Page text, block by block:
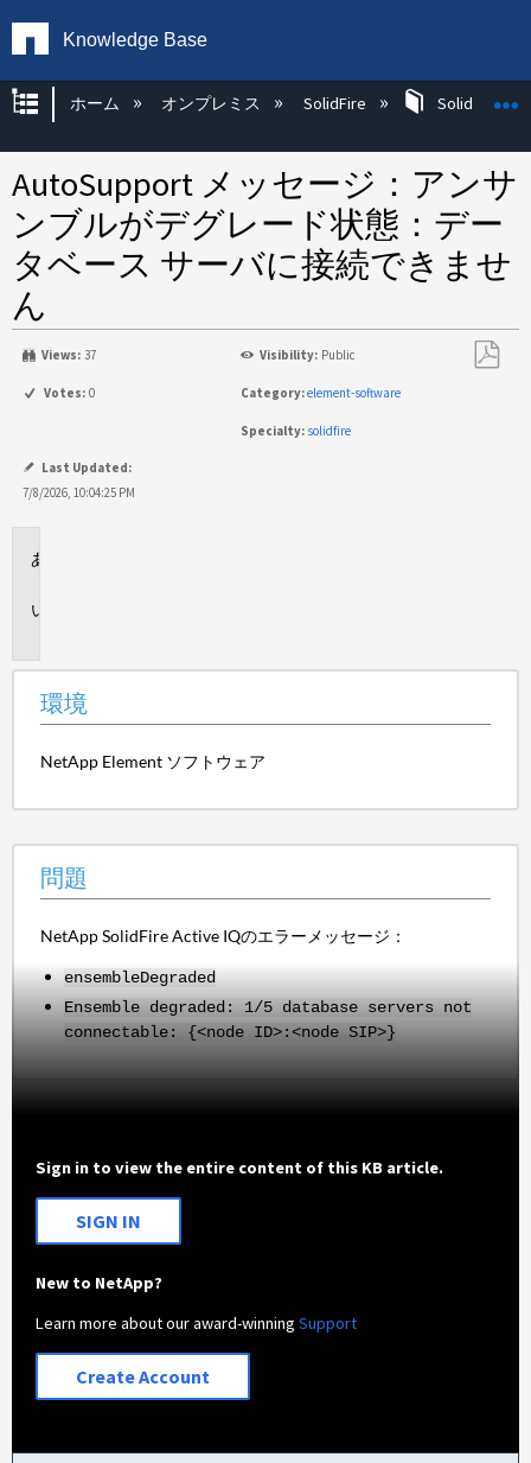
Knowledge Base
グローバル階層を展開/折りたたむ
ホーム オンプレミス SolidFire SolidFire
AutoSupport メッセージ：アンサ
ンブルがデグレード状態：デー
タベース サーバに接続できませ
ん
Views: 37 Visibility: Public
Votes: 0 Category:element-software
Specialty: solidfire
Last Updated:
7/8/2026, 10:04:25 PM
環境
NetApp Element ソフトウェア
問題
NetApp SolidFire Active IQのエラーメッセージ：
ensembleDegraded
Ensemble degraded: 1/5 database servers not
connectable: {<node ID>:<node SIP>}
Sign in to view the entire content of this KB article.
SIGN IN
New to NetApp?
Learn more about our award-winningSupport
Create Account